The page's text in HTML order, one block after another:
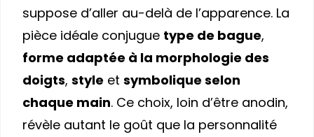
suppose d’aller au-delà de l’apparence. La
pièce idéale conjugue type de bague,
forme adaptée à la morphologie des
doigts, style et symbolique selon
chaque main. Ce choix, loin d’être anodin,
révèle autant le goût que la personnalité